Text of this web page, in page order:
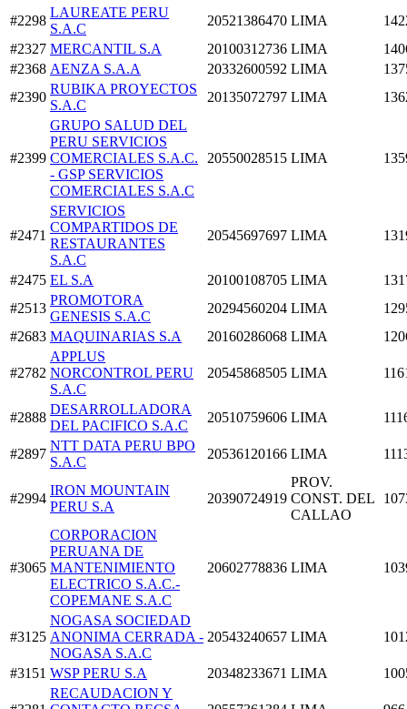
#2298
LAUREATE PERU
S.A.C
20521386470 LIMA
#2327 MERCANTIL S.A 20100312736 LIMA
#2368 AENZA S.A.A 20332600592 LIMA
#2390
RUBIKA PROYECTOS
S.A.C
20135072797 LIMA
#2399
GRUPO SALUD DEL
PERU SERVICIOS
COMERCIALES S.A.C.
- GSP SERVICIOS
COMERCIALES S.A.C
20550028515 LIMA
#2471
SERVICIOS
COMPARTIDOS DE
RESTAURANTES
S.A.C
20545697697 LIMA
#2475 EL S.A 20100108705 LIMA
#2513
PROMOTORA
GENESIS S.A.C
20294560204 LIMA
#2683 MAQUINARIAS S.A 20160286068 LIMA
#2782
APPLUS
NORCONTROL PERU
S.A.C
20545868505 LIMA
#2888
DESARROLLADORA
DEL PACIFICO S.A.C
20510759606 LIMA
#2897
NTT DATA PERU BPO
S.A.C
20536120166 LIMA
#2994
IRON MOUNTAIN
PERU S.A
20390724919
PROV.
CONST. DEL
CALLAO
#3065
CORPORACION
PERUANA DE
MANTENIMIENTO
ELECTRICO S.A.C.-
COPEMANE S.A.C
20602778836 LIMA
#3125
NOGASA SOCIEDAD
ANONIMA CERRADA -
NOGASA S.A.C
20543240657 LIMA
#3151 WSP PERU S.A 20348233671 LIMA
RECAUDACION Y